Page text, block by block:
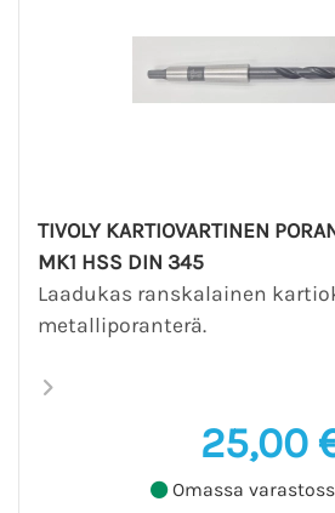
TIVOLY KARTIOVARTINEN
MK1 HSS DIN 345
Laadukas ranskalainen
metalliporanterä.
25,00
Omassa